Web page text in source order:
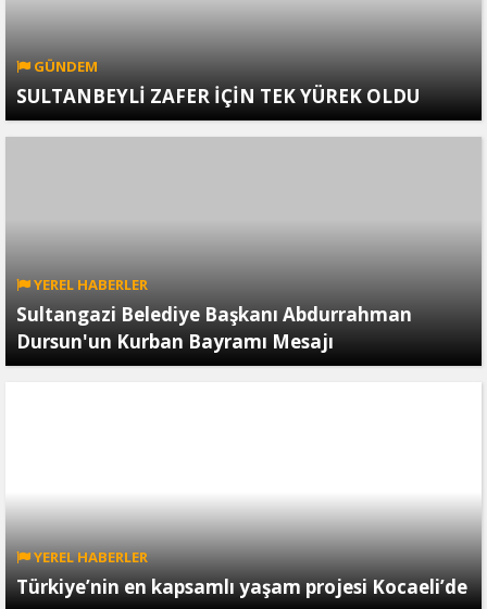
GÜNDEM
SULTANBEYLİ ZAFER İÇİN TEK YÜREK OLDU
YEREL HABERLER
Sultangazi Belediye Başkanı Abdurrahman
Dursun'un Kurban Bayramı Mesajı
YEREL HABERLER
Türkiye’nin en kapsamlı yaşam projesi Kocaeli’de